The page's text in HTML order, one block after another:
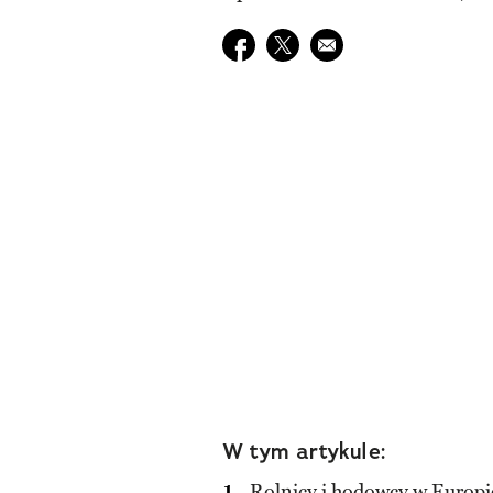
Udostępnij na facebook
Udostępnij na twitter
E-mail do przyjaciela
W tym artykule: